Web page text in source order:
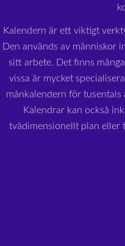
Kalendern är ett viktigt
Den används av människor
sitt arbete. Det finns
vissa är mycket
månkalendern för tusentals
Kalendrar kan också
tvådimensionellt plan eller